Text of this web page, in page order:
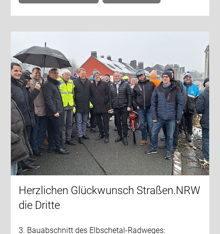
Herzlichen Glückwunsch Straßen.NRW
die Dritte
3. Bauabschnitt des Elbschetal-Radweges: